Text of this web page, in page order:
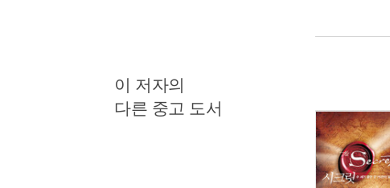
이 저자의
다른 중고 도서